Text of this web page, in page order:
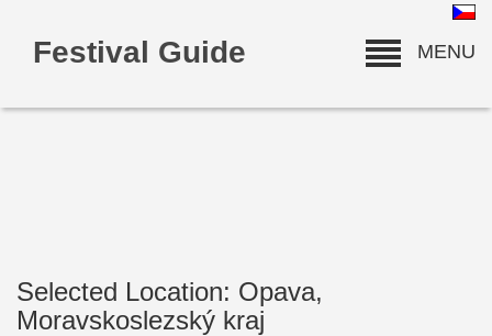
Festival Guide MENU
deneme bonusu
Selected Location: Opava,
Moravskoslezský kraj